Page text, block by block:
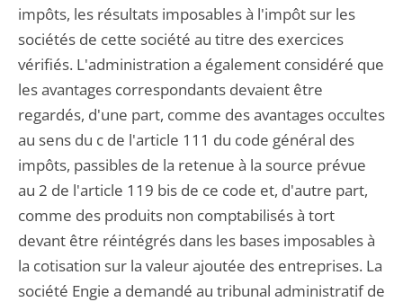
impôts, les résultats imposables à l'impôt sur les
sociétés de cette société au titre des exercices
vérifiés. L'administration a également considéré que
les avantages correspondants devaient être
regardés, d'une part, comme des avantages occultes
au sens du c de l'article 111 du code général des
impôts, passibles de la retenue à la source prévue
au 2 de l'article 119 bis de ce code et, d'autre part,
comme des produits non comptabilisés à tort
devant être réintégrés dans les bases imposables à
la cotisation sur la valeur ajoutée des entreprises. La
société Engie a demandé au tribunal administratif de